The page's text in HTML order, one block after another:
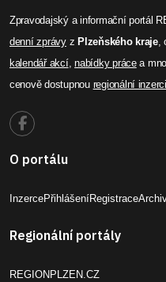
Zpravodajský a informační portál
denní zprávyzPlzeňského kraje,
kalendář akcí,nabídky prácea
cenově dostupnou regionální inzerci
O portálu
InzercePřihlášeníRegistrace
Regionální portály
REGIONPLZEN.CZ